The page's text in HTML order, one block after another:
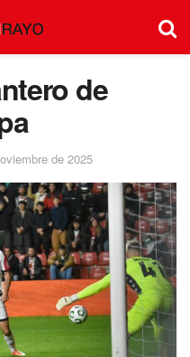
de
de 2025